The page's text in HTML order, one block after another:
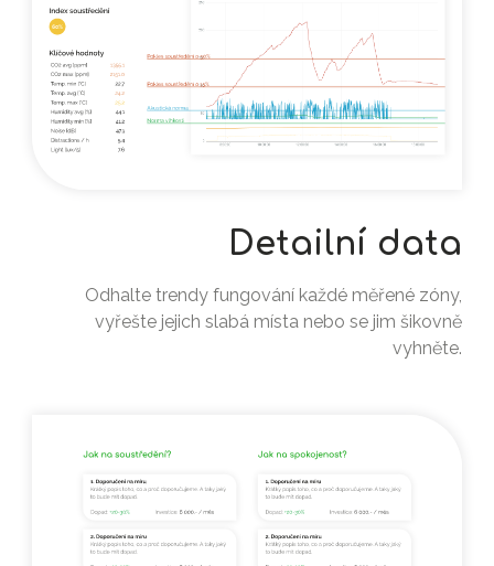
Detailní data
Odhalte trendy fungování každé měřené zóny,
vyřešte jejich slabá místa nebo se jim šikovně
vyhněte.